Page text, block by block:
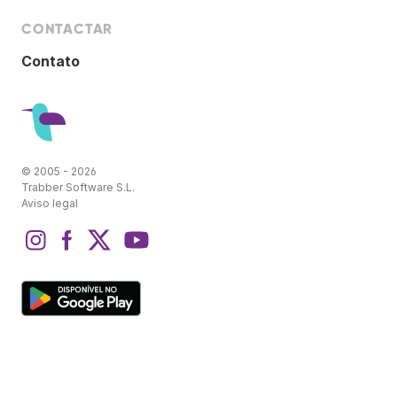
CONTACTAR
Contato
© 2005 - 2026
Trabber Software S.L.
Aviso legal